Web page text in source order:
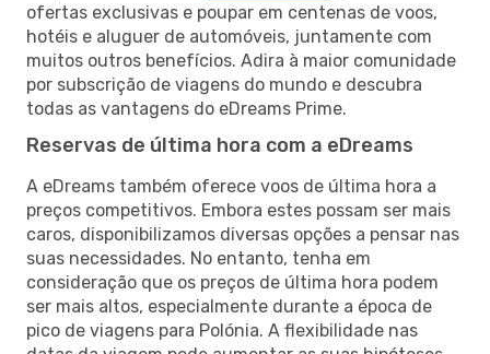
ofertas exclusivas e poupar em centenas de voos,
hotéis e aluguer de automóveis, juntamente com
muitos outros benefícios. Adira à maior comunidade
por subscrição de viagens do mundo e descubra
todas as vantagens do eDreams Prime.
Reservas de última hora com a eDreams
A eDreams também oferece voos de última hora a
preços competitivos. Embora estes possam ser mais
caros, disponibilizamos diversas opções a pensar nas
suas necessidades. No entanto, tenha em
consideração que os preços de última hora podem
ser mais altos, especialmente durante a época de
pico de viagens para Polónia. A flexibilidade nas